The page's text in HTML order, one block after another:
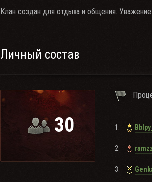
Клан создан для отдыха и общения.
Личный состав
30 1.
2.
3.